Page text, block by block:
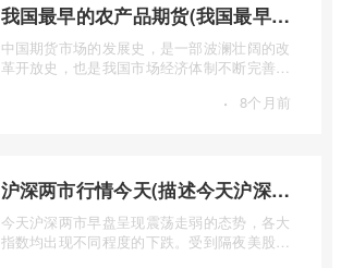
我国最早的农产品期货(我国最早的农产品期货交易合约的品种是)
中国期货市场的发展史，是一部波澜壮阔的改
革开放史，也是我国市场经济体制不断完善的
· 8个月前
沪深两市行情今天(描述今天沪深两市早盘交易情况)
今天沪深两市早盘呈现震荡走弱的态势，各大
指数均出现不同程度的下跌。受到隔夜美股下